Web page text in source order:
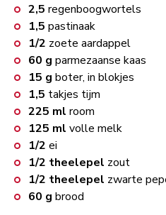
2,5 regenboogwortels
1,5 pastinaak
1/2 zoete aardappel
60 g parmezaanse kaas
15 g boter, in blokjes
1,5 takjes tijm
225 ml room
125 ml volle melk
1/2 ei
1/2 theelepel zout
1/2 theelepel zwarte
60 g brood